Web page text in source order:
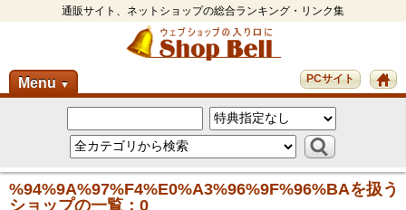
通販サイト、ネットショップの総合ランキング・リンク集
Menu ▼ PCサイト
%94%9A%97%F4%E0%A3%96%9F%96%BAを扱う
ショップの一覧：0